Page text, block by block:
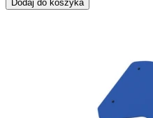
Dodaj do koszyka